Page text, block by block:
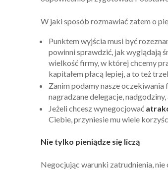
W jaki sposób rozmawiać zatem o
Punktem wyjścia musi być
powinni sprawdzić, jak wyglądają
wielkość firmy, w której chcemy
kapitałem płacą lepiej, a to też
Zanim podamy nasze
nagradzane delegacje,
Jeżeli chcesz wynegocjować
Ciebie, przyniesie mu wiele
Nie tylko pieniądze się liczą
Negocjując warunki zatrudnienia,